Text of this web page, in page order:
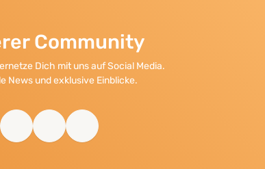
Community
Dich mit uns auf Social Media.
News und exklusive Einblicke.